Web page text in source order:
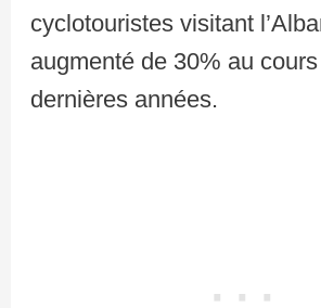
cyclotouristes visitant
augmenté de 30% au
dernières années.